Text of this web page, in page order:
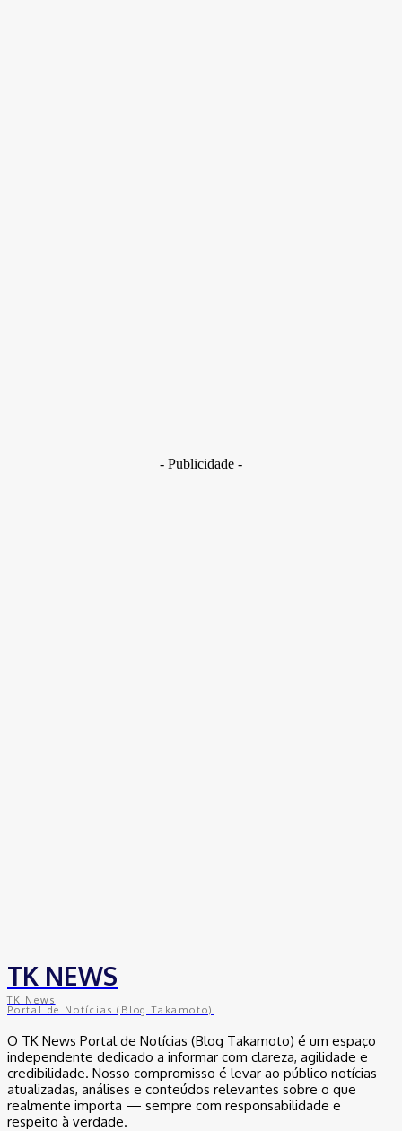
- Publicidade -
TK NEWS
TK News
Portal de Notícias (Blog Takamoto)
O TK News Portal de Notícias (Blog Takamoto) é um espaço
independente dedicado a informar com clareza, agilidade e
credibilidade. Nosso compromisso é levar ao público notícias
atualizadas, análises e conteúdos relevantes sobre o que
realmente importa — sempre com responsabilidade e
respeito à verdade.